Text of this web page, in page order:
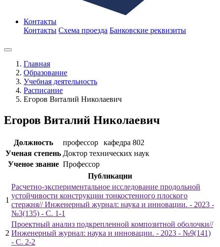
Контакты
Контакты Схема проезда Банковские реквизиты
Главная
Образование
Учебная деятельность
Расписание
Егоров Виталий Николаевич
Егоров Виталий Николаевич
Должность профессор
кафедра 802
Ученая степень Доктор технических наук
Ученое звание Профессор
Публикации
1
Расчетно-экспериментальное исследование продольной
устойчивости конструкции тонкостенного плоского
стержня// Инженерный журнал: наука и инновации. - 2023 -
№3(135) - С. 1-1
2
Проектный анализ подкрепленной композитной оболочки//
Инженерный журнал: наука и инновации. - 2023 - №9(141)
- С. 2-2